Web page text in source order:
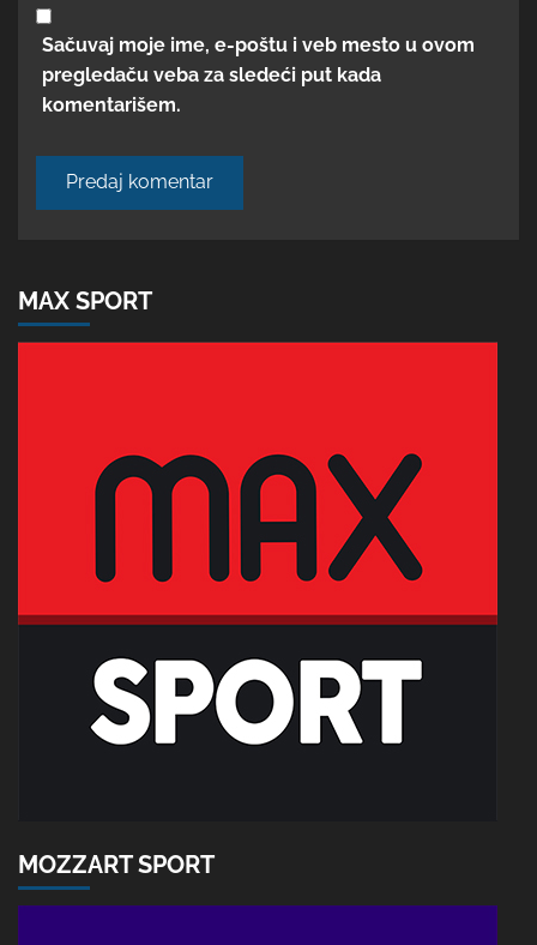
Sačuvaj moje ime, e-poštu i veb mesto u ovom
pregledaču veba za sledeći put kada
komentarišem.
MAX SPORT
MOZZART SPORT